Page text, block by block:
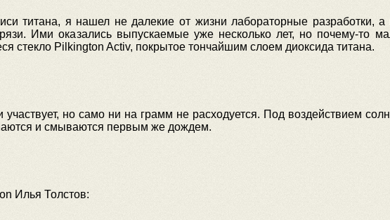
титана, я нашел не далекие от жизни лабораторные разработки, а
Ими оказались выпускаемые уже несколько лет, но почему-то
стекло Pilkington Activ, покрытое тончайшим слоем диоксида титана.
но само ни на грамм не расходуется. Под воздействием
и смываются первым же дождем.
Илья Толстов: